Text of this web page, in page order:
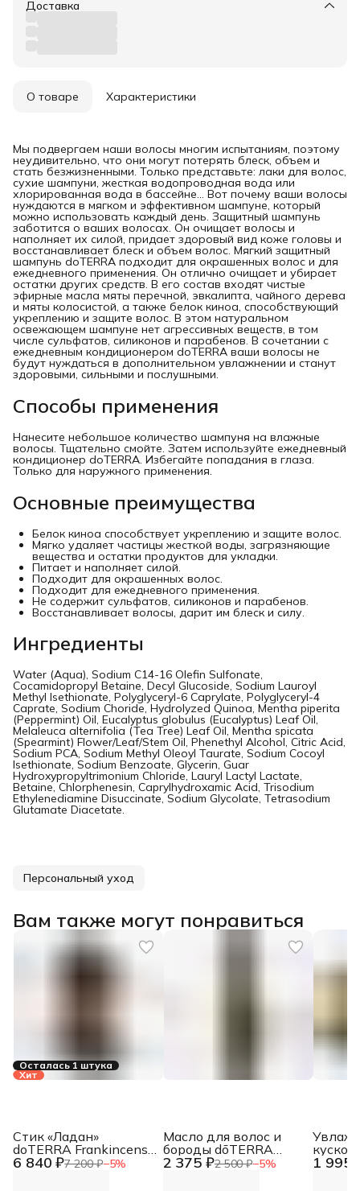
Доставка
О товаре Характеристики
Мы подвергаем наши волосы многим испытаниям, поэтому
неудивительно, что они могут потерять блеск, объем и
стать безжизненными. Только представьте: лаки для волос,
сухие шампуни, жесткая водопроводная вода или
хлорированная вода в бассейне... Вот почему ваши волосы
нуждаются в мягком и эффективном шампуне, который
можно использовать каждый день. Защитный шампунь
заботится о ваших волосах. Он очищает волосы и
наполняет их силой, придает здоровый вид коже головы и
восстанавливает блеск и объем волос. Мягкий защитный
шампунь doTERRA подходит для окрашенных волос и для
ежедневного применения. Он отлично очищает и убирает
остатки других средств. В его состав входят чистые
эфирные масла мяты перечной, эвкалипта, чайного дерева
и мяты колосистой, а также белок киноа, способствующий
укреплению и защите волос. В этом натуральном
освежающем шампуне нет агрессивных веществ, в том
числе сульфатов, силиконов и парабенов. В сочетании с
ежедневным кондиционером doTERRA ваши волосы не
будут нуждаться в дополнительном увлажнении и станут
здоровыми, сильными и послушными.
Способы применения
Нанесите небольшое количество шампуня на влажные
волосы. Тщательно смойте. Затем используйте ежедневный
кондиционер doTERRA. Избегайте попадания в глаза.
Только для наружного применения.
Основные преимущества
Белок киноа способствует укреплению и защите волос.
Мягко удаляет частицы жесткой воды, загрязняющие
вещества и остатки продуктов для укладки.
Питает и наполняет силой.
Подходит для окрашенных волос.
Подходит для ежедневного применения.
Не содержит сульфатов, силиконов и парабенов.
Восстанавливает волосы, дарит им блеск и силу.
Ингредиенты
Water (Aqua), Sodium C14-16 Olefin Sulfonate,
Cocamidopropyl Betaine, Decyl Glucoside, Sodium Lauroyl
Methyl Isethionate, Polyglyceryl-6 Caprylate, Polyglyceryl-4
Caprate, Sodium Choride, Hydrolyzed Quinoa, Mentha piperita
(Peppermint) Oil, Eucalyptus globulus (Eucalyptus) Leaf Oil,
Melaleuca alternifolia (Tea Tree) Leaf Oil, Mentha spicata
(Spearmint) Flower/Leaf/Stem Oil, Phenethyl Alcohol, Citric Acid,
Sodium PCA, Sodium Methyl Oleoyl Taurate, Sodium Cocoyl
Isethionate, Sodium Benzoate, Glycerin, Guar
Hydroxypropyltrimonium Chloride, Lauryl Lactyl Lactate,
Betaine, Chlorphenesin, Caprylhydroxamic Acid, Trisodium
Ethylenediamine Disuccinate, Sodium Glycolate, Tetrasodium
Glutamate Diacetate.
Персональный уход
Вам также могут понравиться
Осталась 1 штука
Хит
6 840 ₽7 200 ₽−5%
Стик «Ладан»
doTERRA Frankincense
Stick + Naio Wood, 30 г
2 375 ₽2 500 ₽−5%
Масло для волос и
бороды dōTERRA
«Шинрин-Ёку»,
1 995